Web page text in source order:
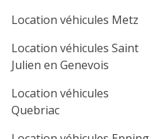
Location véhicules Metz
Location véhicules Saint
Julien en Genevois
Location véhicules
Quebriac